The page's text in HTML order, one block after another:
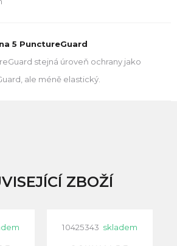
5 PunctureGuard
stejná úroveň ochrany jako
ale méně elastický.
ZBOŽÍ
10425343 skladem